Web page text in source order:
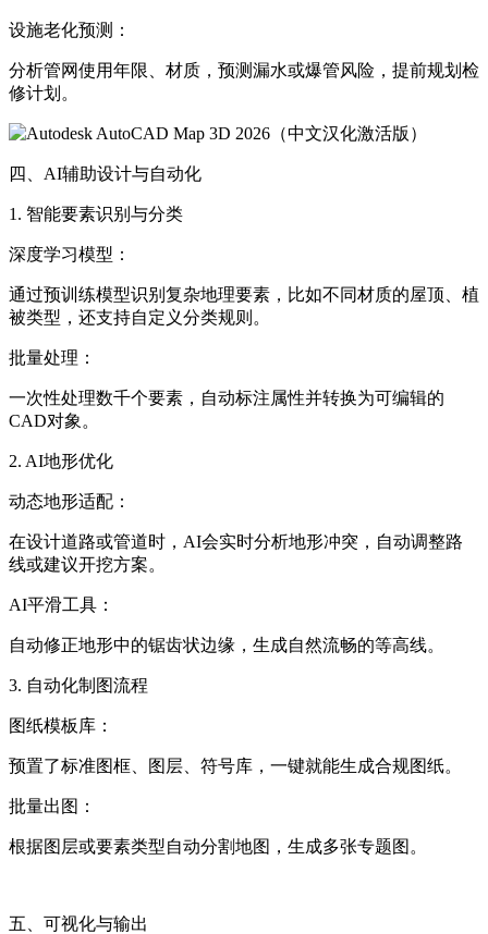
设施老化预测：
分析管网使用年限、材质，预测漏水或爆管风险，提前规划检
修计划。
四、AI辅助设计与自动化
1. 智能要素识别与分类
深度学习模型：
通过预训练模型识别复杂地理要素，比如不同材质的屋顶、植
被类型，还支持自定义分类规则。
批量处理：
一次性处理数千个要素，自动标注属性并转换为可编辑的
CAD对象。
2. AI地形优化
动态地形适配：
在设计道路或管道时，AI会实时分析地形冲突，自动调整路
线或建议开挖方案。
AI平滑工具：
自动修正地形中的锯齿状边缘，生成自然流畅的等高线。
3. 自动化制图流程
图纸模板库：
预置了标准图框、图层、符号库，一键就能生成合规图纸。
批量出图：
根据图层或要素类型自动分割地图，生成多张专题图。
五、可视化与输出